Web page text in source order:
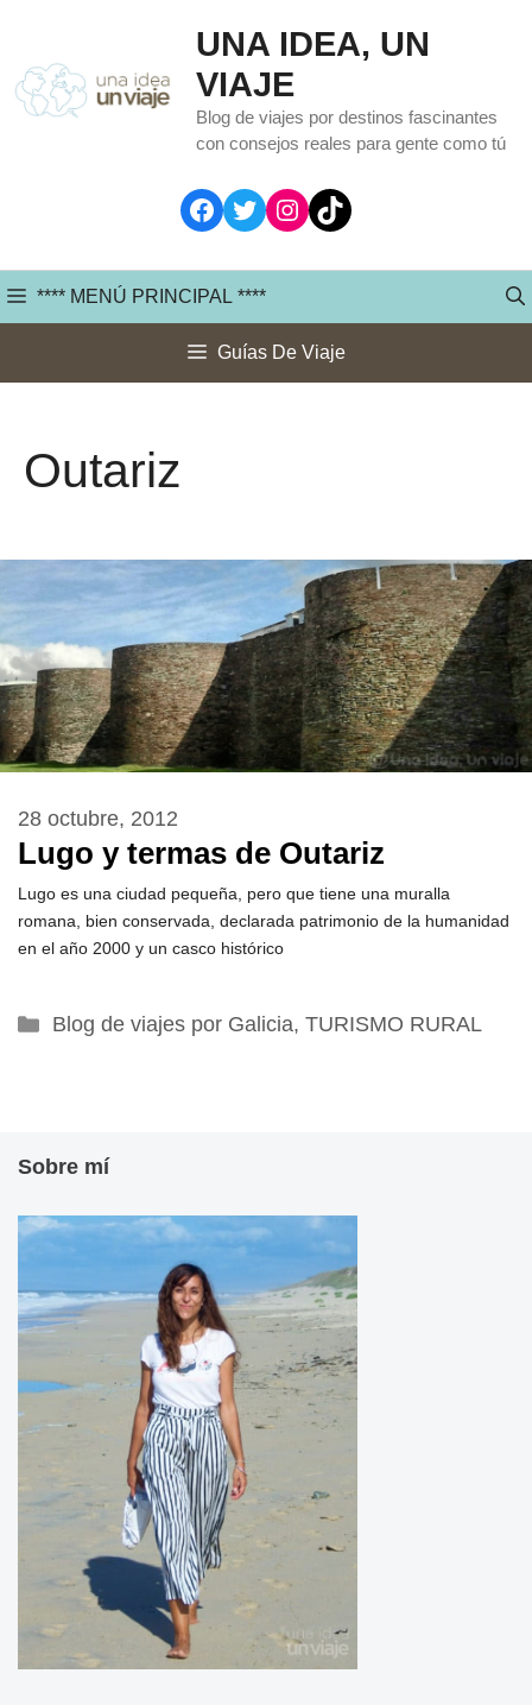
contenido
UNA IDEA, UN
VIAJE
Blog de viajes por destinos fascinantes
con consejos reales para gente como tú
Facebook
TwitterInstagram
TikTok
**** MENÚ PRINCIPAL ****
Guías De Viaje
Outariz
Lugo y termas de Outariz
28 octubre, 2012
Lugo es una ciudad pequeña, pero que tiene una muralla
romana, bien conservada, declarada patrimonio de la humanidad
en el año 2000 y un casco histórico
Categorías
Blog de viajes por Galicia, TURISMO RURAL
Sobre mí